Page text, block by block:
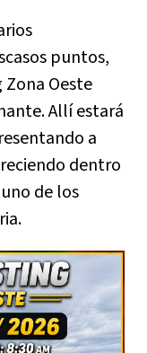
puntos,
Oeste
Allí estará
a
dentro
de los